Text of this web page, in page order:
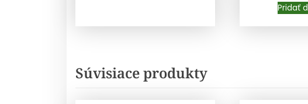
Pridať
Súvisiace produkty